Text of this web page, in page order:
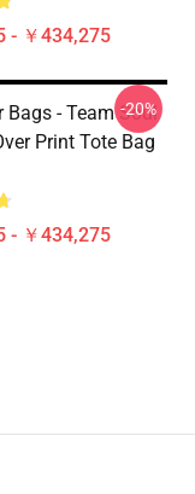
- ￥434,275
Bags - Team Soul
Print Tote Bag
- ￥434,275
-20%